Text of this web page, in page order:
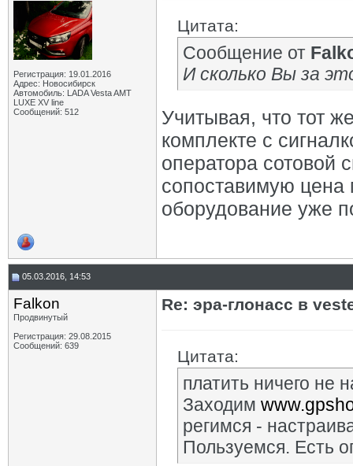
Регистрация: 19.01.2016
Адрес: Новосибирск
Автомобиль: LADA Vesta AMT
LUXE XV line
Сообщений: 512
Цитата:
Сообщение от
И сколько Вы за
Учитывая, что тот
комплекте с
оператора сотовой
сопоставимую цена
оборудование уже
05.03.2016, 14:53
Falkon
Продвинутый
Регистрация: 29.08.2015
Сообщений: 639
Re: эра-глонасс в
Цитата:
платить ничего не
Заходим
регимся -
Пользуемся. Есть